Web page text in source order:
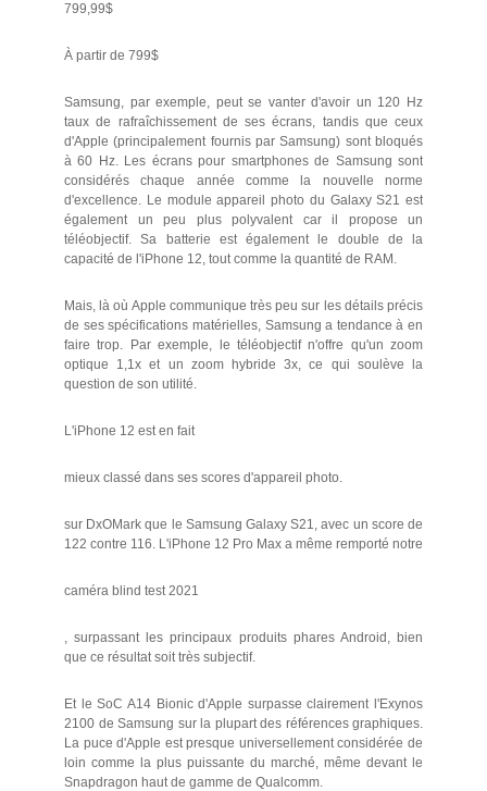
799,99$
À partir de 799$
Samsung, par exemple, peut se vanter d'avoir un 120 Hz
taux de rafraîchissement de ses écrans, tandis que ceux
d'Apple (principalement fournis par Samsung) sont bloqués
à 60 Hz. Les écrans pour smartphones de Samsung sont
considérés chaque année comme la nouvelle norme
d'excellence. Le module appareil photo du Galaxy S21 est
également un peu plus polyvalent car il propose un
téléobjectif. Sa batterie est également le double de la
capacité de l'iPhone 12, tout comme la quantité de RAM.
Mais, là où Apple communique très peu sur les détails précis
de ses spécifications matérielles, Samsung a tendance à en
faire trop. Par exemple, le téléobjectif n'offre qu'un zoom
optique 1,1x et un zoom hybride 3x, ce qui soulève la
question de son utilité.
L'iPhone 12 est en fait
mieux classé dans ses scores d'appareil photo.
sur DxOMark que le Samsung Galaxy S21, avec un score de
122 contre 116. L'iPhone 12 Pro Max a même remporté notre
caméra blind test 2021
, surpassant les principaux produits phares Android, bien
que ce résultat soit très subjectif.
Et le SoC A14 Bionic d'Apple surpasse clairement l'Exynos
2100 de Samsung sur la plupart des références graphiques.
La puce d'Apple est presque universellement considérée de
loin comme la plus puissante du marché, même devant le
Snapdragon haut de gamme de Qualcomm.